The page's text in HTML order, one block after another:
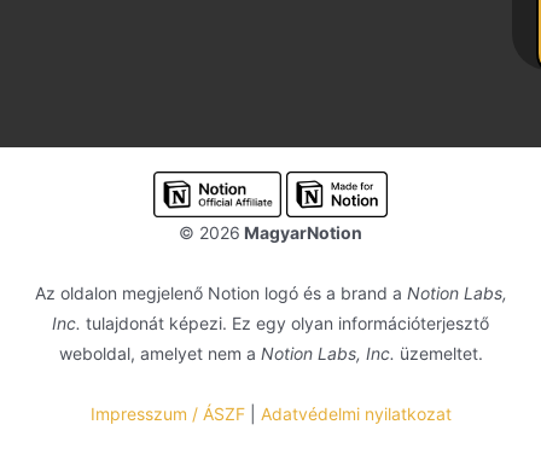
© 2026 MagyarNotion
Az oldalon megjelenő Notion logó és a brand a Notion Labs,
Inc. tulajdonát képezi. Ez egy olyan információterjesztő
weboldal, amelyet nem a Notion Labs, Inc. üzemeltet.
Impresszum / ÁSZF| Adatvédelmi nyilatkozat